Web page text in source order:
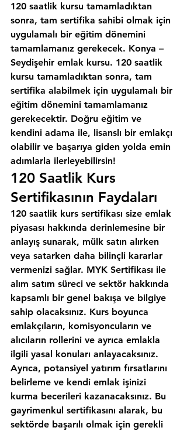
120 saatlik kursu tamamladıktan
sonra, tam sertifika sahibi olmak için
uygulamalı bir eğitim dönemini
tamamlamanız gerekecek. Konya –
Seydişehir emlak kursu. 120 saatlik
kursu tamamladıktan sonra, tam
sertifika alabilmek için uygulamalı bir
eğitim dönemini tamamlamanız
gerekecektir. Doğru eğitim ve
kendini adama ile, lisanslı bir emlakçı
olabilir ve başarıya giden yolda emin
adımlarla ilerleyebilirsin!
120 Saatlik Kurs
Sertifikasının Faydaları
120 saatlik kurs sertifikası size emlak
piyasası hakkında derinlemesine bir
anlayış sunarak, mülk satın alırken
veya satarken daha bilinçli kararlar
vermenizi sağlar. MYK Sertifikası ile
alım satım süreci ve sektör hakkında
kapsamlı bir genel bakışa ve bilgiye
sahip olacaksınız. Kurs boyunca
emlakçıların, komisyoncuların ve
alıcıların rollerini ve ayrıca emlakla
ilgili yasal konuları anlayacaksınız.
Ayrıca, potansiyel yatırım fırsatlarını
belirleme ve kendi emlak işinizi
kurma becerileri kazanacaksınız. Bu
gayrimenkul sertifikasını alarak, bu
sektörde başarılı olmak için gerekli